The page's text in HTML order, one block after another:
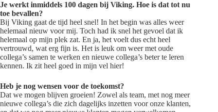
Je werkt inmiddels 100 dagen bij Viking. Hoe is dat tot nu
toe bevallen?
Bij Viking gaat de tijd heel snel! In het begin was alles weer
helemaal nieuw voor mij. Toch had ik snel het gevoel dat ik
helemaal op mijn plek zat. En ja, het voelt dus echt heel
vertrouwd, wat erg fijn is. Het is leuk om weer met oude
collega’s samen te werken en nieuwe collega’s beter te leren
kennen. Ik zit heel goed in mijn vel hier!
Heb je nog wensen voor de toekomst?
Dat we mogen blijven groeien! Zowel als team, met nog meer
nieuwe collega’s die zich dagelijks inzetten voor onze klanten,